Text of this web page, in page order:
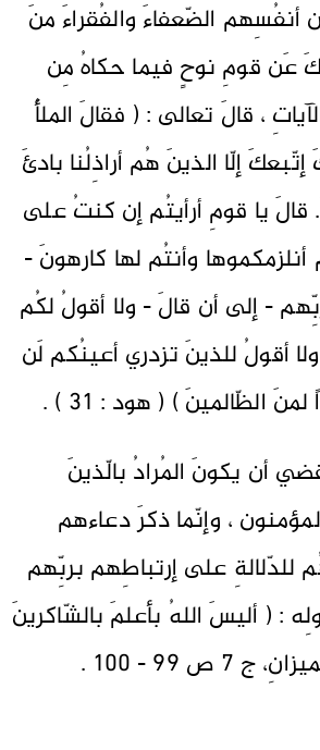
الضّعفاءَ والفُقراءَ منَ
عَن قومِ نوحٍ فيما حكاهُ مِن
، قالَ تعالى : ( فقالَ الملأُ
إلّا الذينَ هُم أراذِلُنا بادئَ
يا قومِ أرأيتُم إن كنتُ على
وأنتُم لها كارهونَ -
- إلى أن قالَ - ولا أقولُ لكُم
أقولُ للذينَ تزدري أعينُكم لَن
الظّالمينَ ) ( هود : 31 ) .
أن يكونَ المُرادُ بالّذينَ
، وإنّما ذكرَ دعاءهم
على إرتباطِهم بربِّهم
: ( أليسَ اللهُ بأعلمَ بالشّاكرينَ
- 100 .